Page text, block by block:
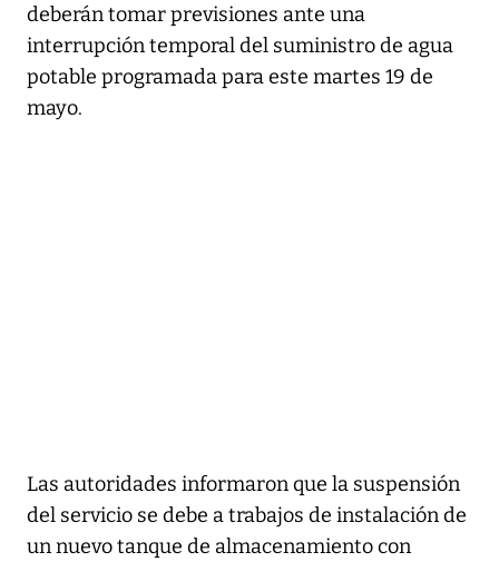
deberán tomar previsiones ante una
interrupción temporal del suministro de agua
potable programada para este martes 19 de
mayo.
Las autoridades informaron que la suspensión
del servicio se debe a trabajos de instalación de
un nuevo tanque de almacenamiento con